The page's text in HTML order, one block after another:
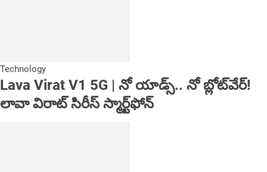
Technology
Lava Virat V1 5G | నో యాడ్స్.. నో బ్లోట్‌వేర్!
లావా విరాట్ సిరీస్ స్మార్ట్‌ఫోన్​